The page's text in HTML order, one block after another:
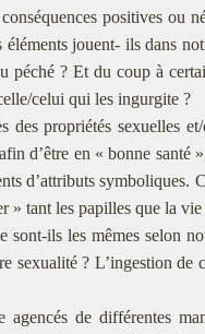
positives ou
jouent- ils dans
péché ? Et du coup à
celui qui les ingurgite ?
des propriétés sexuelles
d’être en « bonne
d’attributs symboliques.
» tant les papilles que la
sont-ils les mêmes selon
sexualité ? L’ingestion de
agencés de différentes